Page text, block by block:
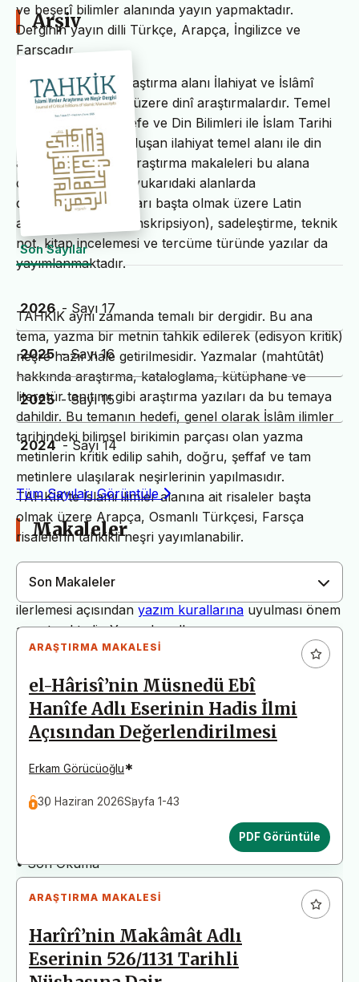
ve beşerî bilimler alanında yayın yapmaktadır.
Derginin yayın dilli Türkçe, Arapça, İngilizce ve
Farsçadır.
TAHKİK’in temel araştırma alanı İlahiyat ve İslâmî
ilimler başta olmak üzere dinî araştırmalardır. Temel
İslam Bilimleri, Felsefe ve Din Bilimleri ile İslam Tarihi
ve Sanatları’ndan oluşan ilahiyat temel alanı ile din
alanındaki bilimsel araştırma makaleleri bu alana
dâhildir. TAHKİK’te yukarıdaki alanlarda
değerlendirme yazıları başta olmak üzere Latin
alfabesine nakil (transkripsiyon), sadeleştirme, teknik
not, kitap incelemesi ve tercüme türünde yazılar da
yayımlanmaktadır.
TAHKİK aynı zamanda temalı bir dergidir. Bu ana
tema, yazma bir metnin tahkik edilerek (edisyon kritik)
neşre hazır hale getirilmesidir. Yazmalar (mahtûtât)
hakkında araştırma, kataloglama, kütüphane ve
literatür tanıtımı gibi araştırma yazıları da bu temaya
dahildir. Bu temanın hedefi, genel olarak İslâm ilimler
tarihindeki bilimsel birikimin parçası olan yazma
metinlerin kritik edilip sahih, doğru, şeffaf ve tam
metinlere ulaşılarak neşirlerinin yapılmasıdır.
TAHKİK’te İslami ilimler alanına ait risaleler başta
olmak üzere Arapça, Osmanlı Türkçesi, Farsça
risalelerin tahkikli neşri yayımlanabilir.
Dergimiz yayın süreçlerinin daha hızlı ve sağlıklı
ilerlemesi açısından yazım kurallarına uyulması önem
arz etmektedir. Yazım kurallarına uymayan
başvurular değerlendirme aşamasına alınmadan iade
edilecektir. Bu nedenle çalışmalarınızı yüklemeden
önce çalışmanızın yazım kurallarına uygun olarak
düzenlendiğinden emin olunuz.
Yayın İnceleme Süreci (Yaklaşık 130 Gün)
• Editör İncelemesi
• Şekilsel ve Etik Ön İnceleme
• Son Okuma
Arşiv
Son Sayılar
2026 - Sayı 17
2025 - Sayı 16
2025 - Sayı 15
2024 - Sayı 14
Tüm Sayıları Görüntüle
Makaleler
Son Makaleler
ARAŞTIRMA MAKALESI
el-Hârisî’nin Müsnedü Ebî
Hanîfe Adlı Eserinin Hadis İlmi
Açısından Değerlendirilmesi
Erkam Görücüoğlu*
30 Haziran 2026Sayfa 1-43
PDF Görüntüle
ARAŞTIRMA MAKALESI
Harîrî’nin Makâmât Adlı
Eserinin 526/1131 Tarihli